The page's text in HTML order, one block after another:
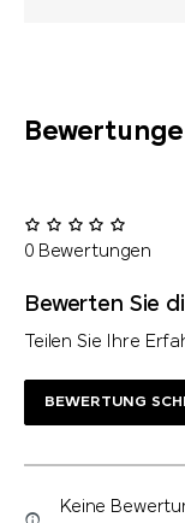
0 Bewertungen
Bewerten Sie
Teilen Sie Ihre
BEWERTUNG
Keine